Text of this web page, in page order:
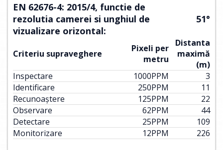
EN 62676-4: 2015/4, functie de
rezolutia camerei si unghiul de
vizualizare orizontal:
51°
Criteriu supraveghere
Pixeli per
metru
Distanta
maximă
(m)
Inspectare
1000PPM
3
Identificare
250PPM
11
Recunoaștere
125PPM
22
Observare
62PPM
44
Detectare
25PPM
109
Monitorizare
12PPM 226